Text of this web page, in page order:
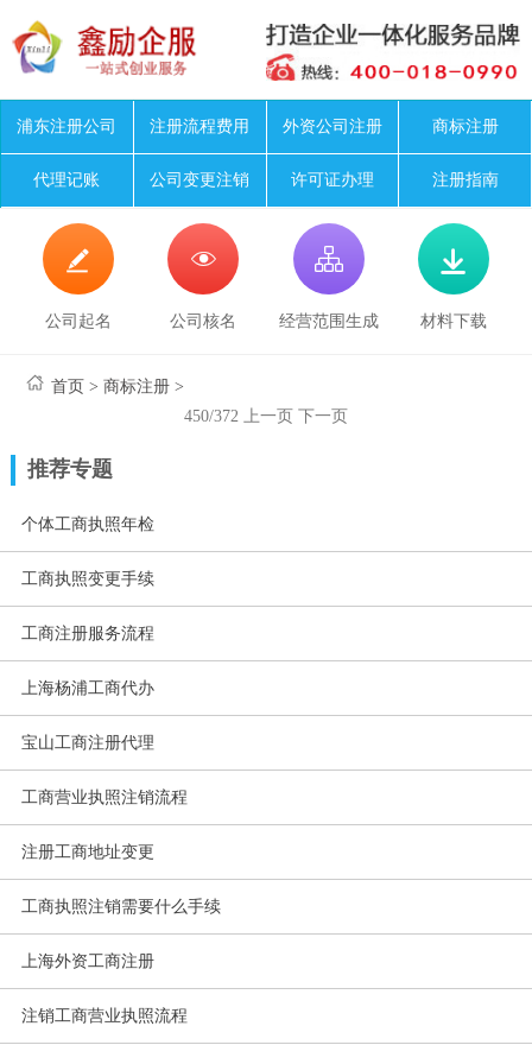
浦东注册公司 注册流程费用 外资公司注册 商标注册
代理记账 公司变更注销 许可证办理 注册指南

公司起名

公司核名

经营范围生成

材料下载
首页 >商标注册 >
450/372
上一页 下一页
推荐专题
个体工商执照年检
工商执照变更手续
工商注册服务流程
上海杨浦工商代办
宝山工商注册代理
工商营业执照注销流程
注册工商地址变更
工商执照注销需要什么手续
上海外资工商注册
注销工商营业执照流程